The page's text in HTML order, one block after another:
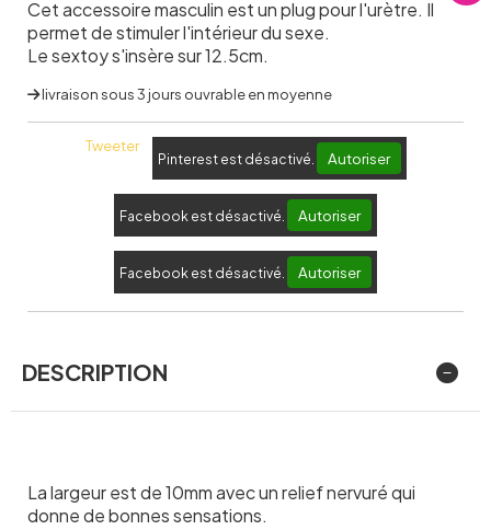
Cet accessoire masculin est un plug pour l'urètre. Il
permet de stimuler l'intérieur du sexe.
Le sextoy s'insère sur 12.5cm.
livraison sous 3 jours ouvrable en moyenne
Tweeter
Pinterest est désactivé. Autoriser
Facebook est désactivé. Autoriser
Facebook est désactivé. Autoriser
DESCRIPTION
La largeur est de 10mm avec un relief nervuré qui
donne de bonnes sensations.